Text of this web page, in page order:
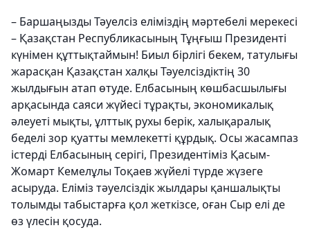
– Баршаңызды Тәуелсіз еліміздің мәртебелі мерекесі
– Қазақстан Республикасының Тұңғыш Президенті
күнімен құттықтаймын! Биыл бірлігі бекем, татулығы
жарасқан Қазақстан халқы Тәуелсіздіктің 30
жылдығын атап өтуде. Елбасының көшбасшылығы
арқасында саяси жүйесі тұрақты, экономикалық
әлеуеті мықты, ұлттық рухы берік, халықаралық
беделі зор қуатты мемлекетті құрдық. Осы жасампаз
істерді Елбасының серігі, Президентіміз Қасым-
Жомарт Кемелұлы Тоқаев жүйелі түрде жүзеге
асыруда. Еліміз тәуелсіздік жылдары қаншалықты
толымды табыстарға қол жеткізсе, оған Сыр елі де
өз үлесін қосуда.